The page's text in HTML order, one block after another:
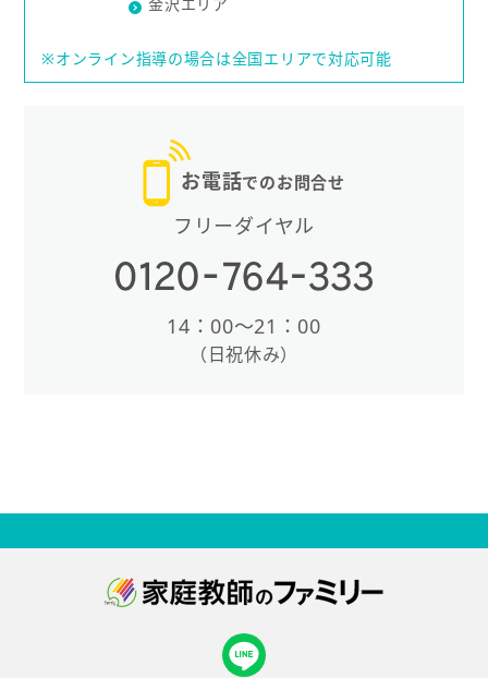
お電話でのお問合せ
フリーダイヤル
14：00〜21：00
（日祝休み）
※オンライン指導の場合は全国エリアで対応可能